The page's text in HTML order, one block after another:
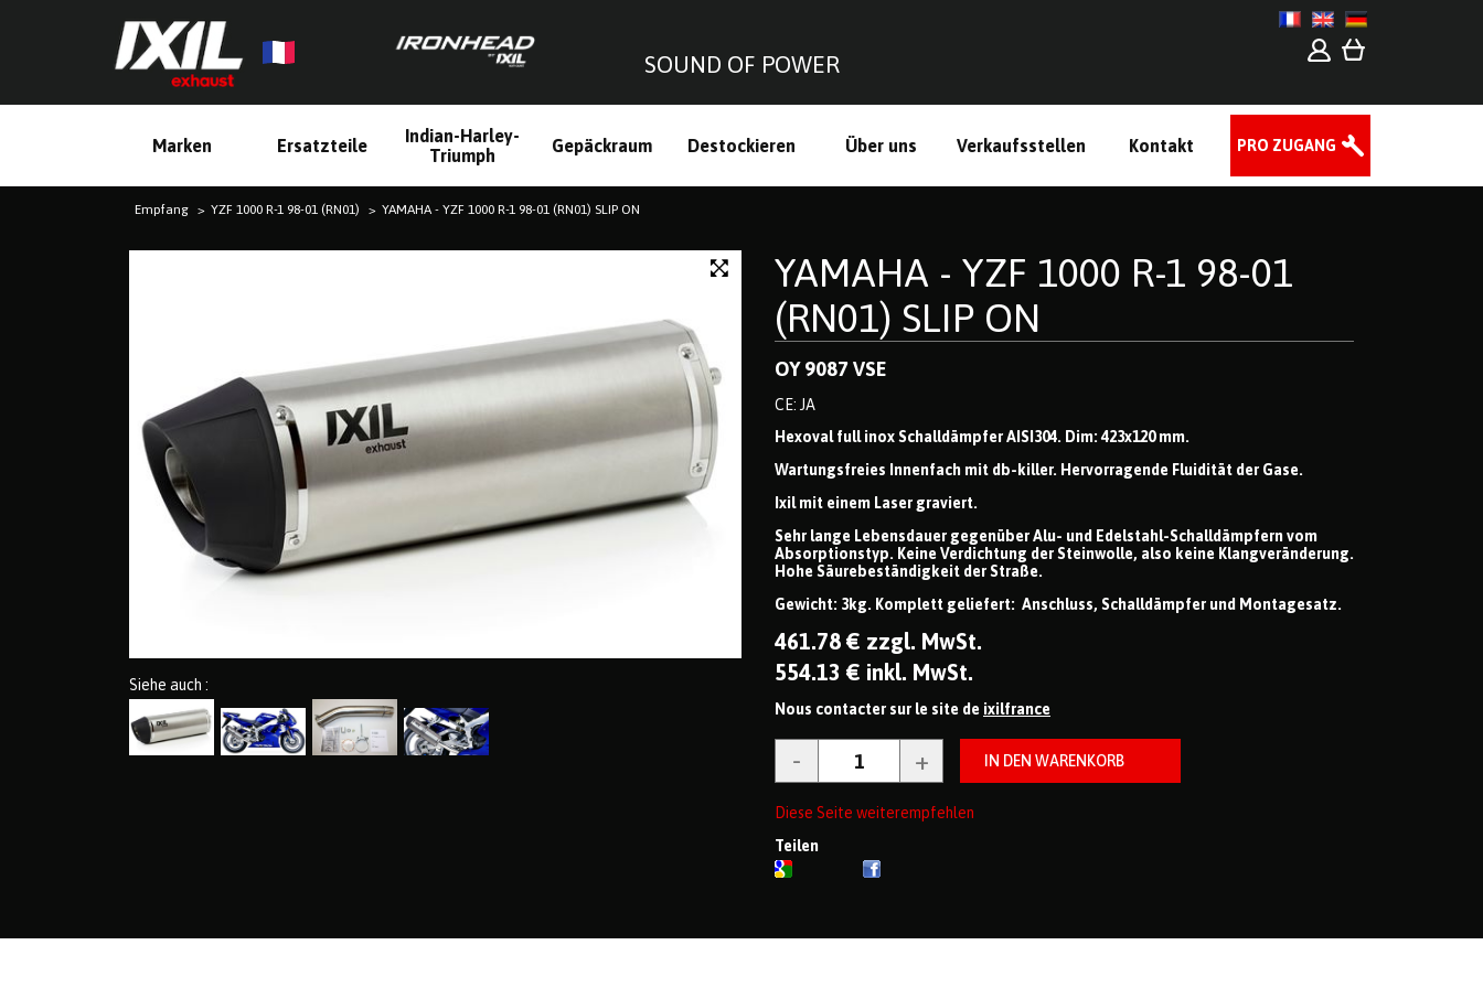
SOUND OF POWER
Marken Ersatzteile
Indian-Harley-
Triumph
Gepäckraum Destockieren Über uns Verkaufsstellen Kontakt PRO ZUGANG
Empfang YZF 1000 R-1 98-01 (RN01) YAMAHA - YZF 1000 R-1 98-01 (RN01) SLIP ON
Siehe auch :
YAMAHA - YZF 1000 R-1 98-01
(RN01) SLIP ON
OY 9087 VSE
CE: JA
Hexoval full inox Schalldämpfer AISI304. Dim: 423x120 mm.
Wartungsfreies Innenfach mit db-killer. Hervorragende Fluidität der Gase.
Ixil mit einem Laser graviert.
Sehr lange Lebensdauer gegenüber Alu- und Edelstahl-Schalldämpfern vom
Absorptionstyp. Keine Verdichtung der Steinwolle, also keine Klangveränderung.
Hohe Säurebeständigkeit der Straße.
Gewicht: 3kg. Komplett geliefert: Anschluss, Schalldämpfer und Montagesatz.
461.78 € zzgl. MwSt.
554.13 € inkl. MwSt.
Nous contacter sur le site de ixilfrance
Diese Seite weiterempfehlen
Teilen